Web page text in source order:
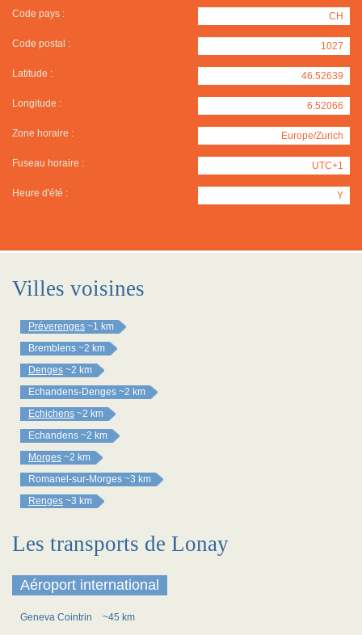
Code pays : CH
Code postal : 1027
Latitude : 46.52639
Longitude : 6.52066
Zone horaire : Europe/Zurich
Fuseau horaire : UTC+1
Heure d'été : Y
Villes voisines
Préverenges ~1 km
Bremblens ~2 km
Denges ~2 km
Echandens-Denges ~2 km
Echichens ~2 km
Echandens ~2 km
Morges ~2 km
Romanel-sur-Morges ~3 km
Renges ~3 km
Les transports de Lonay
Aéroport international
Geneva Cointrin ~45 km